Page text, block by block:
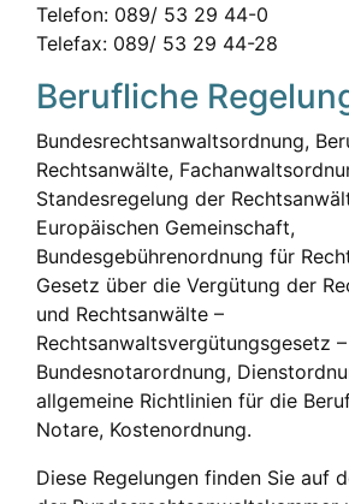
Telefon: 089/ 53 29 44-0
Telefax: 089/ 53 29 44-28
Berufliche
Bundesrechtsanwaltsordnung,
Rechtsanwälte,
Standesregelung der
Europäischen Gemeinschaft,
Bundesgebührenordnung für
Gesetz über die Vergütung der
und Rechtsanwälte –
Rechtsanwaltsvergütungsgesetz –
Bundesnotarordnung,
allgemeine Richtlinien für die
Notare, Kostenordnung.
Diese Regelungen finden Sie auf